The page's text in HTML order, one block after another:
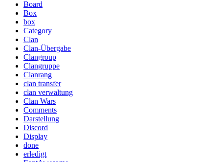
Board
Box
box
Category
Clan
Clan-Übergabe
Clangroup
Clangruppe
Clanrang
clan transfer
clan verwaltung
Clan Wars
Comments
Darstellung
Discord
Display
done
erledigt